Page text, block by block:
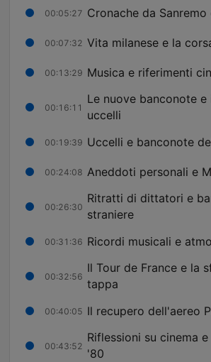
00:05:27 Cronache da Sanremo
00:07:32 Vita milanese e la
00:13:29 Musica e riferimenti
00:16:11
Le nuove banconote
uccelli
00:19:39 Uccelli e banconote
00:24:08 Aneddoti personali e
00:26:30
Ritratti di dittatori e
straniere
00:31:36 Ricordi musicali e
00:32:56
Il Tour de France e la
tappa
00:40:05 Il recupero dell'aereo
00:43:52
Riflessioni su cinema
'80